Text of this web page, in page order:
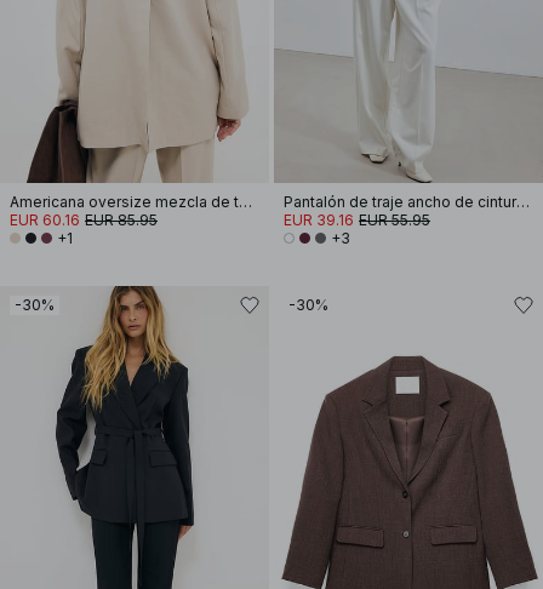
Americana oversize mezcla de tejido
EUR 60.16 EUR 85.95
+1
Pantalón de traje ancho ​​de cintura alta
EUR 39.16 EUR 55.95
+3
-30% -30%